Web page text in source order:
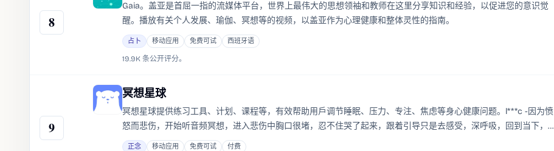
8
Gaia。盖亚是首屈一指的流媒体平台，世界上最伟大的思想领袖和教师在这里分享知识和经验，以促进您的意识觉
醒。播放有关个人发展、瑜伽、冥想等的视频，以盖亚作为心理健康和整体灵性的指南。
占卜 移动应用 免费可试 西班牙语
19.9K 条公开评分。
9
冥想星球
冥想星球提供练习工具、计划、课程等，有效帮助用戶调节睡眠、压力、专注、焦虑等身心健康问题。l***c -因为愤
怒而悲伤，开始听音频冥想，进入悲伤中胸口很堵，忍不住哭了起来，跟着引导只是去感受，深呼吸，回到当下，虽
然有很浓的悲伤，却可以去感受并走出来，谢谢！
正念 移动应用 免费可试 付费